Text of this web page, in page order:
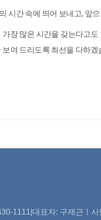
시간 속에 띄어 보내고, 앞
장 많은 시간을 갖는다고
여 드리도록 최선을 다하겠
1111|대표자: 구제근ㅣ사